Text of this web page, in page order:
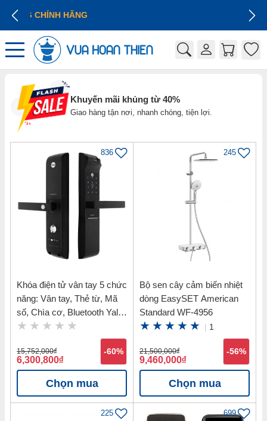
Khuyến mãi khủng từ 40%
Giao hàng tận nơi, nhanh chóng, tiện lợi.
836
Khóa điện tử vân tay 5 chức
năng: Vân tay, Thẻ từ, Mã
số, Chìa cơ, Bluetooth Yale
YDM7116 MB
15,752,000đ
6,300,800đ
-60%
Chọn mua
245
Bộ sen cây cảm biến nhiệt
dòng EasySET American
Standard WF-4956
| 1
21,500,000đ
9,460,000đ
-56%
Chọn mua
225 699